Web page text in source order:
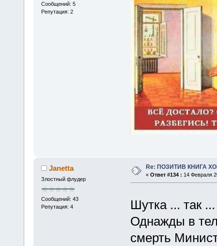
Сообщений: 5
Репутация: 2
Janetta
Злостный флудер
Сообщений: 43
Репутация: 4
Re: ПОЗИТИВ КНИГА
« Ответ #134 : 14 Февраля
Шутка ... так
Однажды в
смерть